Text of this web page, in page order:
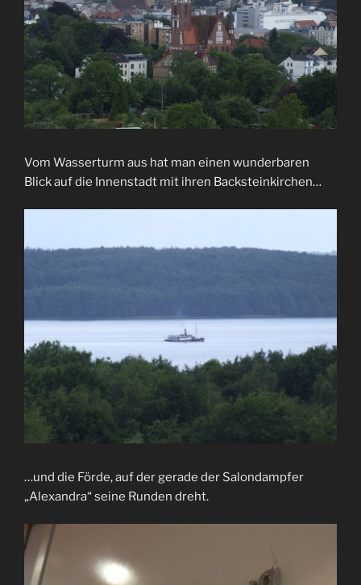
Vom Wasserturm aus hat man einen wunderbaren
Blick auf die Innenstadt mit ihren Backsteinkirchen…
…und die Förde, auf der gerade der Salondampfer
„Alexandra“ seine Runden dreht.